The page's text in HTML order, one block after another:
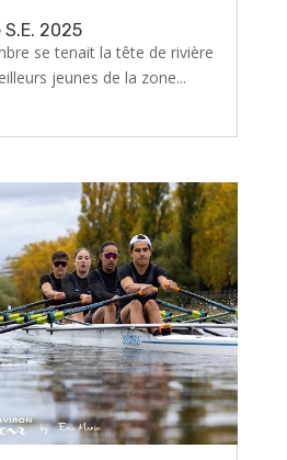
2025
se tenait la tête de rivière
jeunes de la zone...